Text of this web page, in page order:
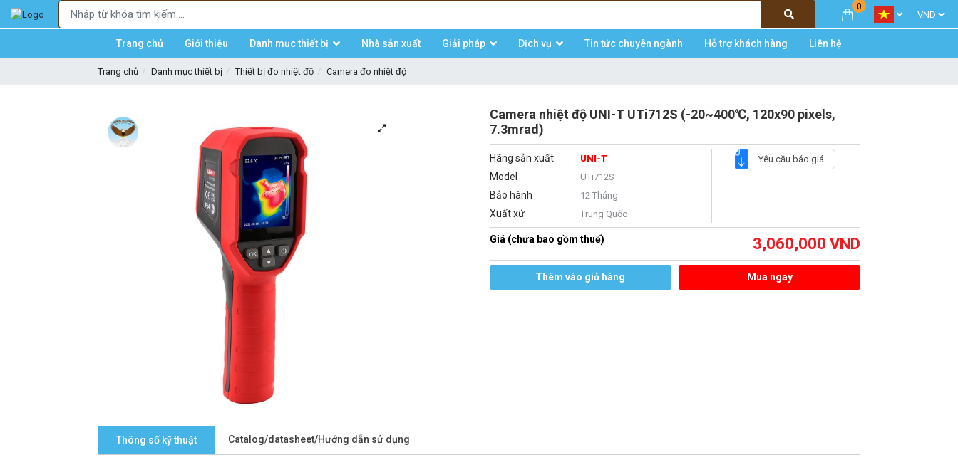
0
Trang chủ Giới thiệu Danh mục thiết bị Nhà sản xuất Giải pháp Dịch vụ Tin tức chuyên ngành Hỗ trợ khách hàng Liên hệ
Trang chủ Danh mục thiết bị Thiết bị đo nhiệt độ Camera đo nhiệt độ
Camera nhiệt độ UNI-T UTi712S (-20~400℃, 120x90 pixels,
7.3mrad)
Hãng sản xuất UNI-T
Model UTi712S
Bảo hành 12 Tháng
Xuất xứ Trung Quốc
Yêu cầu báo giá
Giá (chưa bao gồm thuế) 3,060,000 VND
Thêm vào giỏ hàng Mua ngay
Thông số kỹ thuật Catalog/datasheet/Hướng dẫn sử dụng